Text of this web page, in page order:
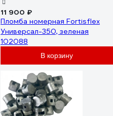
11 900 ₽
Пломба номерная Fortisflex
Универсал-350, зеленая
102088
В корзину